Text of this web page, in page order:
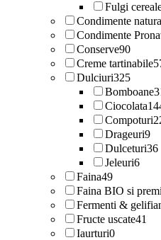
Fulgi
Condimente
Condimente
Conserve90
Creme tartinabile
Dulciuri325
Bomboane
Ciocolata
Compoturi
Drageuri9
Dulceturi36
Jeleuri6
Faina49
Faina BIO si
Fermenti &
Fructe uscate41
Iaurturi0